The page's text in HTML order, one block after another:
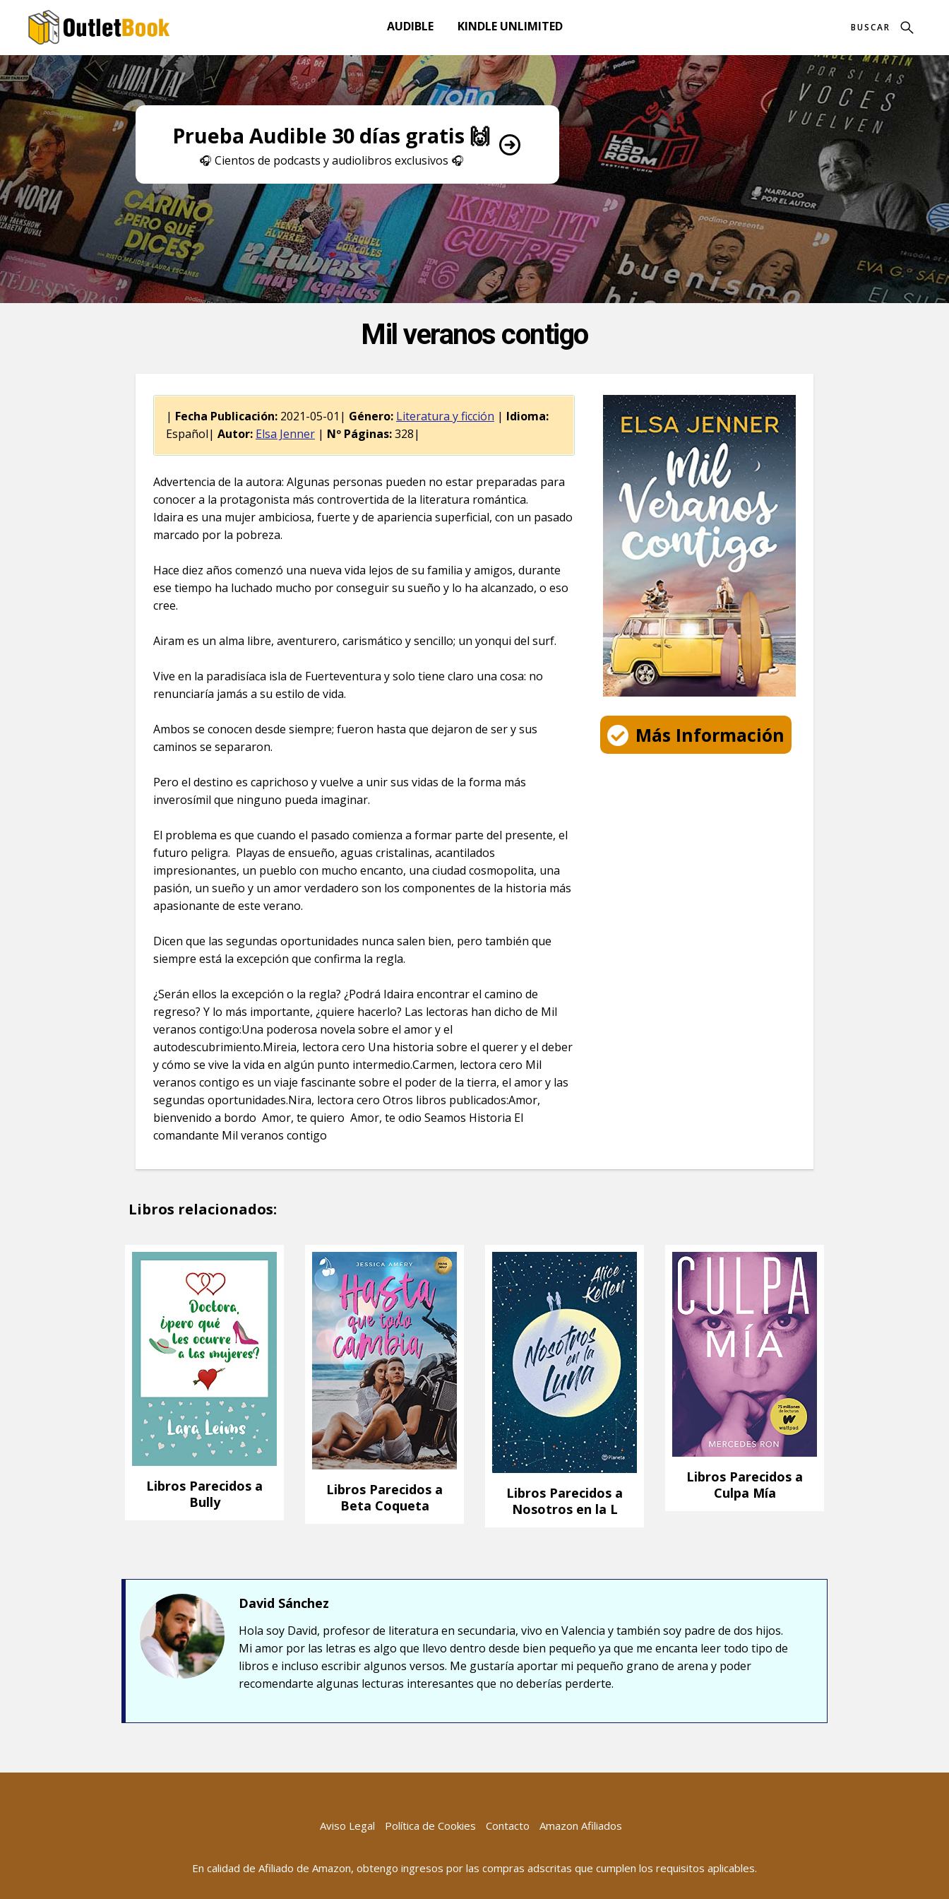
AUDIBLE KINDLE UNLIMITED
Prueba Audible 30 días gratis 🙌
🎧 Cientos de podcasts y audiolibros exclusivos 🎧
Mil veranos contigo
Más Información
| Fecha Publicación: 2021-05-01| Género: Literatura y ficción | Idioma:
Español| Autor: Elsa Jenner | Nº Páginas:328|
Advertencia de la autora: Algunas personas pueden no estar preparadas para
conocer a la protagonista más controvertida de la literatura romántica.
Idaira es una mujer ambiciosa, fuerte y de apariencia superficial, con un pasado
marcado por la pobreza.
Hace diez años comenzó una nueva vida lejos de su familia y amigos, durante
ese tiempo ha luchado mucho por conseguir su sueño y lo ha alcanzado, o eso
cree.
Airam es un alma libre, aventurero, carismático y sencillo; un yonqui del surf.
Vive en la paradisíaca isla de Fuerteventura y solo tiene claro una cosa: no
renunciaría jamás a su estilo de vida.
Ambos se conocen desde siempre; fueron hasta que dejaron de ser y sus
caminos se separaron.
Pero el destino es caprichoso y vuelve a unir sus vidas de la forma más
inverosímil que ninguno pueda imaginar.
El problema es que cuando el pasado comienza a formar parte del presente, el
futuro peligra. Playas de ensueño, aguas cristalinas, acantilados
impresionantes, un pueblo con mucho encanto, una ciudad cosmopolita, una
pasión, un sueño y un amor verdadero son los componentes de la historia más
apasionante de este verano.
Dicen que las segundas oportunidades nunca salen bien, pero también que
siempre está la excepción que confirma la regla.
¿Serán ellos la excepción o la regla? ¿Podrá Idaira encontrar el camino de
regreso? Y lo más importante, ¿quiere hacerlo? Las lectoras han dicho de Mil
veranos contigo:Una poderosa novela sobre el amor y el
autodescubrimiento.Mireia, lectora cero Una historia sobre el querer y el deber
y cómo se vive la vida en algún punto intermedio.Carmen, lectora cero Mil
veranos contigo es un viaje fascinante sobre el poder de la tierra, el amor y las
segundas oportunidades.Nira, lectora cero Otros libros publicados:Amor,
bienvenido a bordo Amor, te quiero Amor, te odio Seamos Historia El
comandante Mil veranos contigo
Libros relacionados:
Libros Parecidos a
Bully
Libros Parecidos a
Beta Coqueta
Libros Parecidos a
Nosotros en la L
Libros Parecidos a
Culpa Mía
David Sánchez
Hola soy David, profesor de literatura en secundaria, vivo en Valencia y también soy padre de dos hijos.
Mi amor por las letras es algo que llevo dentro desde bien pequeño ya que me encanta leer todo tipo de
libros e incluso escribir algunos versos. Me gustaría aportar mi pequeño grano de arena y poder
recomendarte algunas lecturas interesantes que no deberías perderte.
Aviso Legal Política de Cookies Contacto Amazon Afiliados
En calidad de Afiliado de Amazon, obtengo ingresos por las compras adscritas que cumplen los requisitos aplicables.